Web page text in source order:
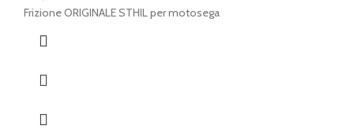
Frizione ORIGINALE STHIL per motosega